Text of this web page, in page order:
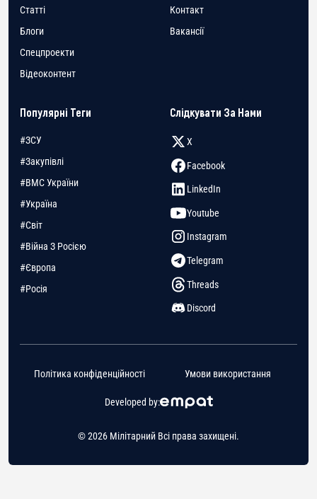
Статті
Блоги
Спецпроекти
Відеоконтент
Контакт
Вакансії
Популярні Теги
#ЗСУ
#Закупівлі
#ВМС України
#Україна
#Світ
#Війна З Росією
#Європа
#Росія
Слідкувати За Нами
X
Facebook
LinkedIn
Youtube
Instagram
Telegram
Threads
Discord
© 2026 Мілітарний Всі права захищені.
Developed by:
Політика конфіденційності Умови використання